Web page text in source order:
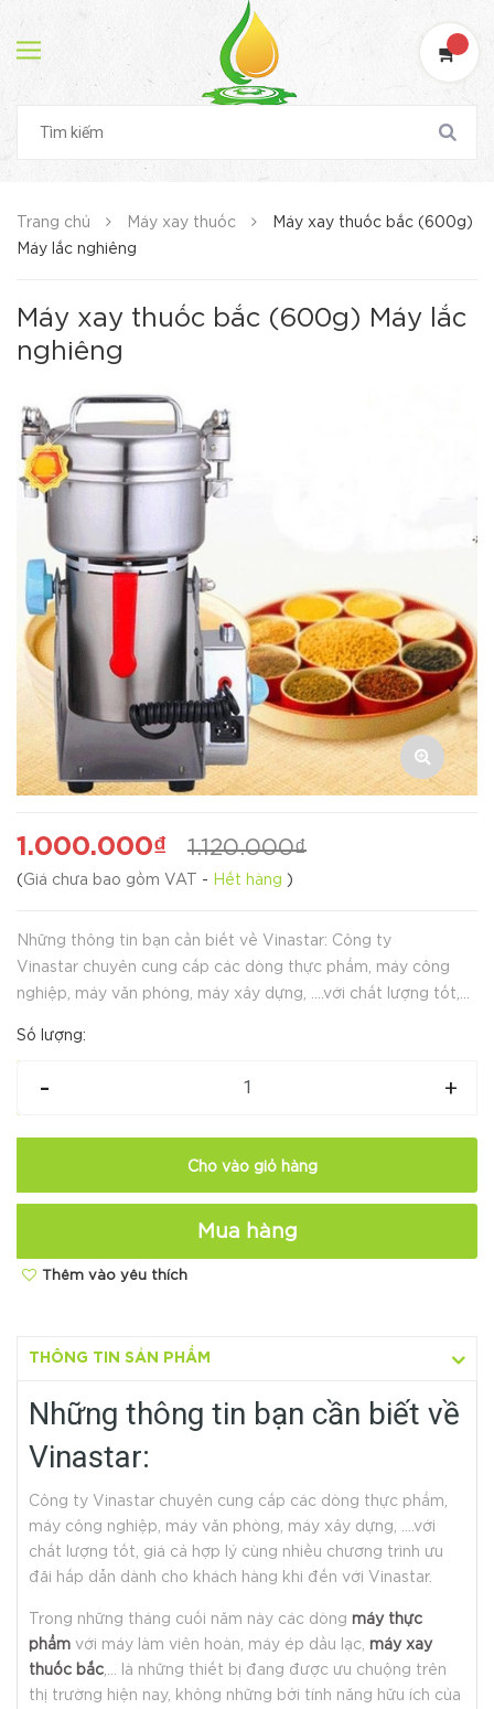
Trang chủ Máy xay thuốc
Máy xay thuốc bắc (600g)
Máy lắc nghiêng
Máy xay thuốc bắc (600g) Máy lắc
nghiêng
1.000.000₫ 1.120.000₫
( Giá chưa bao gồm VAT - Hết hàng )
Những thông tin bạn cần biết về Vinastar: Công ty
Vinastar chuyên cung cấp các dòng thực phẩm, máy công
nghiệp, máy văn phòng, máy xây dựng, ….với chất lượng tốt,
cho khách hàng khi đế...
Số lượng:
- +
Cho vào giỏ hàng
Mua hàng
Thêm vào yêu thích
THÔNG TIN SẢN PHẨM
Những thông tin bạn cần biết về
Vinastar:
Công ty Vinastar chuyên cung cấp các dòng thực phẩm,
máy công nghiệp, máy văn phòng, máy xây dựng, ….với
chất lượng tốt, giá cả hợp lý cùng nhiều chương trình ưu
đãi hấp dẫn dành cho khách hàng khi đến với Vinastar.
Trong những tháng cuối năm này các dòng máy thực
phẩm với máy làm viên hoàn, máy ép dầu lạc, máy xay
thuốc bắc ,… là những thiết bị đang được ưu chuộng trên
thị trường hiện nay, không những bởi tính năng hữu ích của